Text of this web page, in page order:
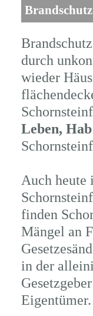
durch
wieder
Leben,
Auch heute
finden
Mängel an
in der
Eigentümer.